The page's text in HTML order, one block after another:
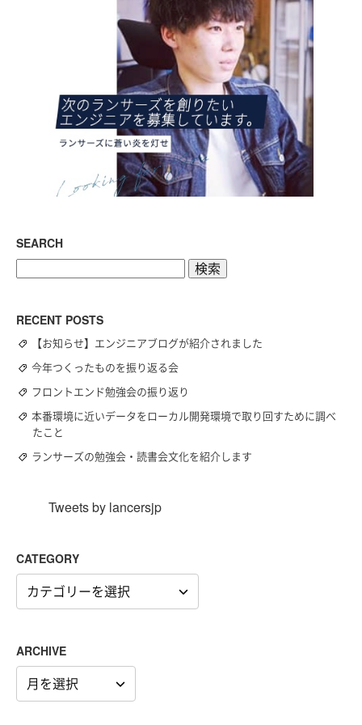
SEARCH
RECENT POSTS
【お知らせ】エンジニアブログが紹介されました
今年つくったものを振り返る会
フロントエンド勉強会の振り返り
本番環境に近いデータをローカル開発環境で取り回すために調べ
たこと
ランサーズの勉強会・読書会文化を紹介します
Tweets by lancersjp
CATEGORY
CATEGORY
ARCHIVE
ARCHIVE